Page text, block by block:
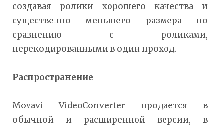
создавая ролики хорошего качества и
существенно меньшего размера по
сравнению с роликами,
перекодированными в один проход.
Распространение
Movavi VideoConverter продается в
обычной и расширенной версии, в